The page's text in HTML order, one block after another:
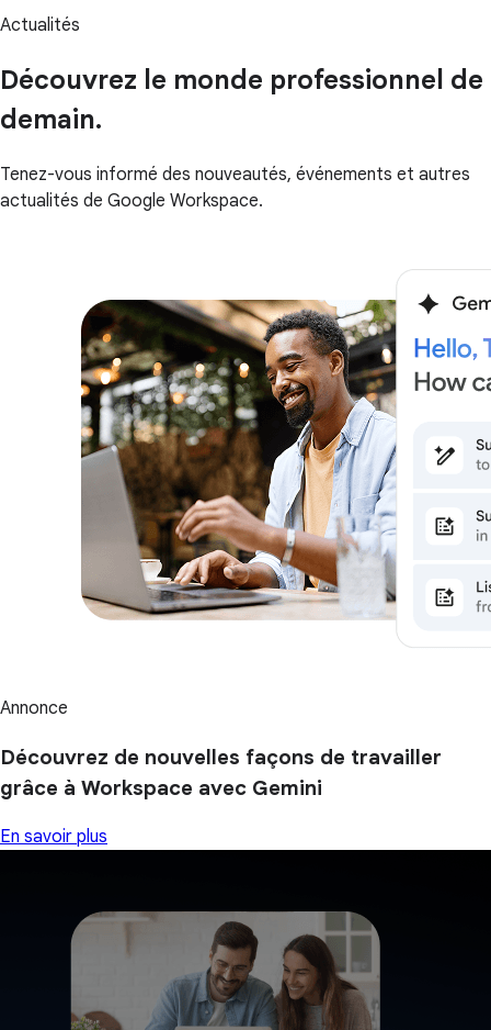
Actualités
Découvrez le monde professionnel de
demain.
Tenez-vous informé des nouveautés, événements et autres
actualités de Google Workspace.
Annonce
Découvrez de nouvelles façons de travailler
grâce à Workspace avec Gemini
En savoir plus